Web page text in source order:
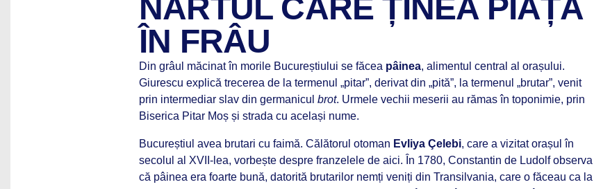
NARTUL CARE ȚINEA PIAȚA
ÎN FRÂU
Din grâul măcinat în morile Bucureștiului se făcea pâinea, alimentul central al orașului.
Giurescu explică trecerea de la termenul „pitar”, derivat din „pită”, la termenul „brutar”, venit
prin intermediar slav din germanicul brot. Urmele vechii meserii au rămas în toponimie, prin
Biserica Pitar Moș și strada cu același nume.
Bucureștiul avea brutari cu faimă. Călătorul otoman Evliya Çelebi, care a vizitat orașul în
secolul al XVII-lea, vorbește despre franzelele de aici. În 1780, Constantin de Ludolf observa
că pâinea era foarte bună, datorită brutarilor nemți veniți din Transilvania, care o făceau ca la